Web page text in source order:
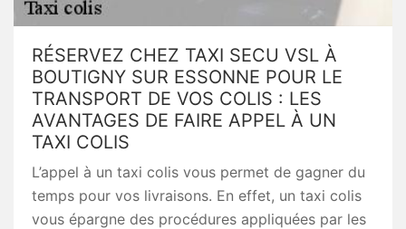
RÉSERVEZ CHEZ TAXI SECU VSL À
BOUTIGNY SUR ESSONNE POUR LE
TRANSPORT DE VOS COLIS : LES
AVANTAGES DE FAIRE APPEL À UN
TAXI COLIS
L’appel à un taxi colis vous permet de gagner du
temps pour vos livraisons. En effet, un taxi colis
vous épargne des procédures appliquées par les